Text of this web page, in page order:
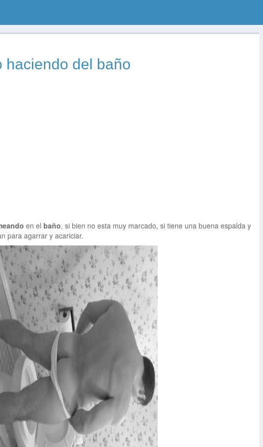
haciendo del baño
en el baño, si bien no esta muy marcado, si tiene una buena espalda y
para agarrar y acariciar.